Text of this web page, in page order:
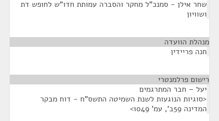
שחר אילן - סמנכ"ל מחקר והסברה עמותת חדו"ש לחופש דת
ושוויון
מנהלת הוועדה
חנה פריידין
רישום פרלמנטרי
יעל – חבר המתרגמים
<סוגיות הנוגעות לשנת השמיטה התשס"ח - דוח מבקר
המדינה 59ב', עמ' 1049>